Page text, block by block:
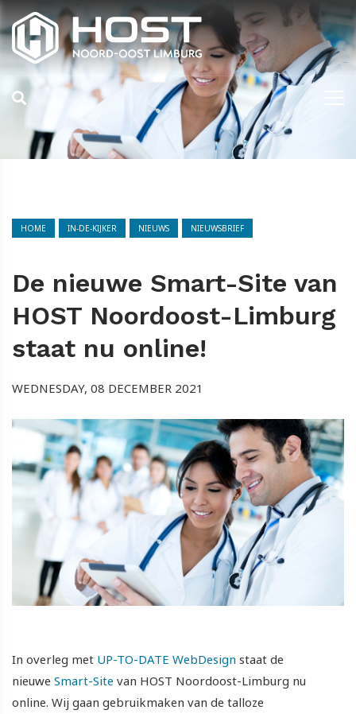
HOME IN-DE-KIJKER NIEUWS NIEUWSBRIEF
De nieuwe Smart-Site van
HOST Noordoost-Limburg
staat nu online!
WEDNESDAY, 08 DECEMBER 2021
In overleg met UP-TO-DATE WebDesign staat de
nieuwe Smart-Site van HOST Noordoost-Limburg nu
online. Wij gaan gebruikmaken van de talloze